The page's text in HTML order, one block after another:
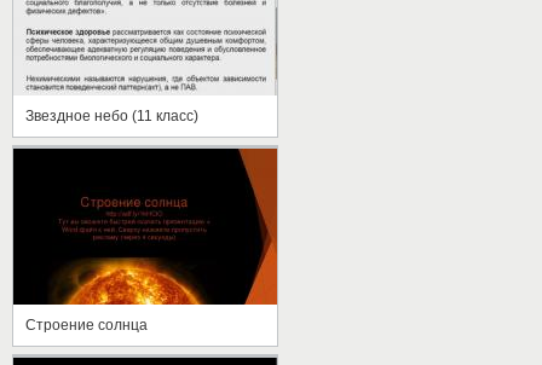
Звездное небо (11 класс)
Строение солнца